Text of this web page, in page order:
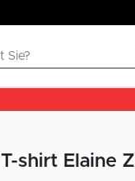
T-shirt Elaine Z